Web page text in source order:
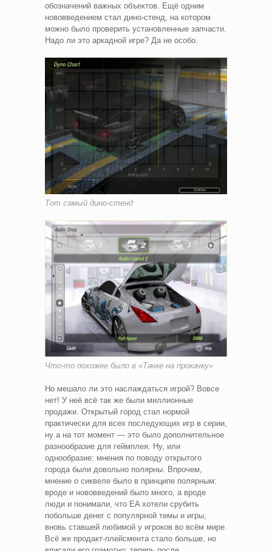
обозначений важных объектов. Ещё одним
нововведением стал дино-стенд, на котором
можно было проверить установленные запчасти.
Надо ли это аркадной игре? Да не особо.
Тот самый дино-стенд
Что-то похожее было в «Тачке на прокачку»
Но мешало ли это наслаждаться игрой? Вовсе
нет! У неё всё так же были миллионные
продажи. Открытый город стал нормой
практически для всех последующих игр в серии,
ну а на тот момент — это было дополнительное
разнообразие для геймплея. Ну, или
однообразие: мнения по поводу открытого
города были довольно полярны. Впрочем,
мнение о сиквеле было в принципе полярным:
вроде и нововведений было много, а вроде
люди и понимали, что EA хотели срубить
побольше денег с популярной темы и игры,
вновь ставшей любимой у игроков во всём мире.
Всё же продакт-плейсмента стало больше, но